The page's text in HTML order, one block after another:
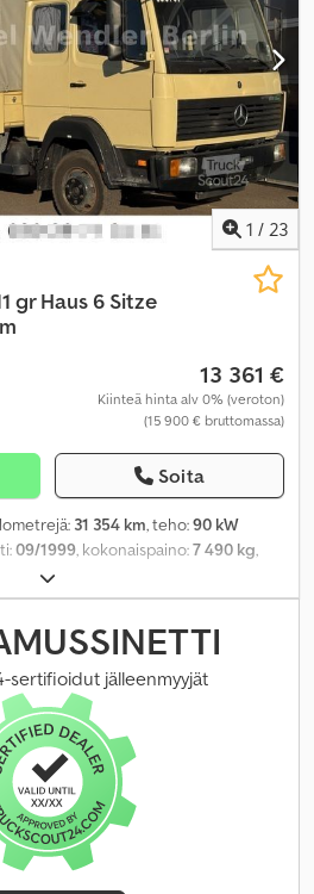
1 / 23
gr Haus 6 Sitze
13 361 €
Kiinteä hinta alv 0% (veroton)
(15 900 € bruttomassa)
Soita
31 354 km, teho:90 kW
09/1999, kokonaispaino:7 490 kg,
beige
kuormatilan pituus:4 180 mm,
mm, kokonaispituus:6 600 mm
kokonaiskorkeus:3 200 mm , istuimien
,
sertifioidut jälleenmyyjät